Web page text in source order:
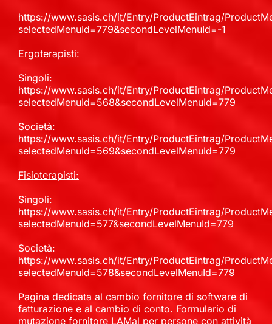
https://www.sasis.ch/it/Entry/ProductEintrag/
selectedMenuId=779&secondLevelMenuId=-1
Ergoterapisti:
Singoli:
https://www.sasis.ch/it/Entry/ProductEintrag/
selectedMenuId=568&secondLevelMenuId=779
Società:
https://www.sasis.ch/it/Entry/ProductEintrag/
selectedMenuId=569&secondLevelMenuId=779
Fisioterapisti:
Singoli:
https://www.sasis.ch/it/Entry/ProductEintrag/
selectedMenuId=577&secondLevelMenuId=779
Società:
https://www.sasis.ch/it/Entry/ProductEintrag/
selectedMenuId=578&secondLevelMenuId=779
Pagina dedicata al cambio fornitore di software di
fatturazione e al cambio di conto. Formulario di
mutazione fornitore LAMal per persone con attività